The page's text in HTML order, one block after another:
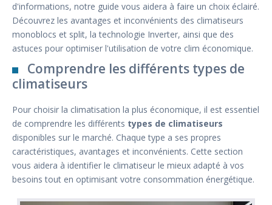
d'informations, notre guide vous aidera à faire un choix éclairé.
Découvrez les avantages et inconvénients des climatiseurs
monoblocs et split, la technologie Inverter, ainsi que des
astuces pour optimiser l'utilisation de votre clim économique.
Comprendre les différents types de
climatiseurs
Pour choisir la climatisation la plus économique, il est essentiel
de comprendre les différents types de climatiseurs
disponibles sur le marché. Chaque type a ses propres
caractéristiques, avantages et inconvénients. Cette section
vous aidera à identifier le climatiseur le mieux adapté à vos
besoins tout en optimisant votre consommation énergétique.